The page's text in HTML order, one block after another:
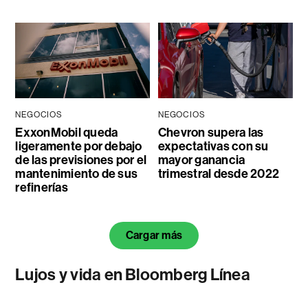
NEGOCIOS
ExxonMobil queda
ligeramente por debajo
de las previsiones por el
mantenimiento de sus
refinerías
NEGOCIOS
Chevron supera las
expectativas con su
mayor ganancia
trimestral desde 2022
Cargar más
Lujos y vida en Bloomberg Línea